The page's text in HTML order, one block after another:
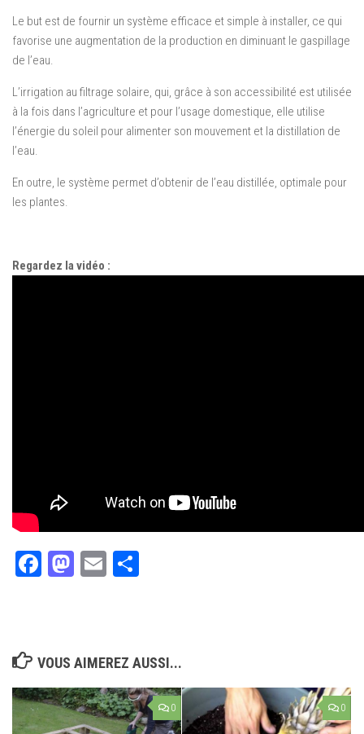
Le but est de fournir un système efficace et simple à installer, ce qui
favorise une augmentation de la production en diminuant le gaspillage
de l’eau.
L’irrigation au filtrage solaire, qui, grâce à son accessibilité est utilisée
à la fois dans l’agriculture et pour l’usage domestique, elle utilise
l’énergie du soleil pour alimenter son mouvement et la distillation de
l’eau.
En outre, le système permet d’obtenir de l’eau distillée, optimale pour
les plantes.
Regardez la vidéo :
Facebook
Mastodon
Email
VOUS AIMEREZ AUSSI...
0 0